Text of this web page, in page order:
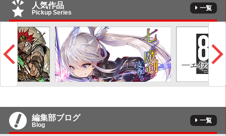
人気作品
Pickup Series
一覧
編集部ブログ
Blog
一覧